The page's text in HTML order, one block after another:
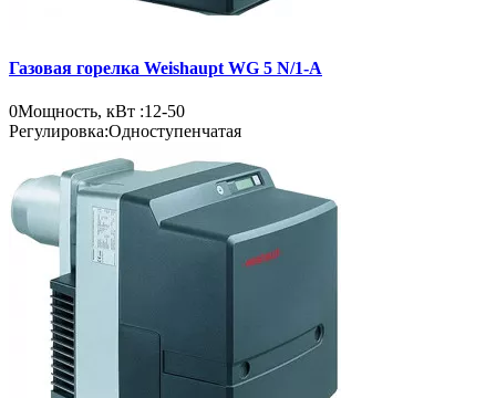
Газовая горелка Weishaupt WG 5 N/1-A
0Мощность, кВт :12-50
Регулировка:Одноступенчатая